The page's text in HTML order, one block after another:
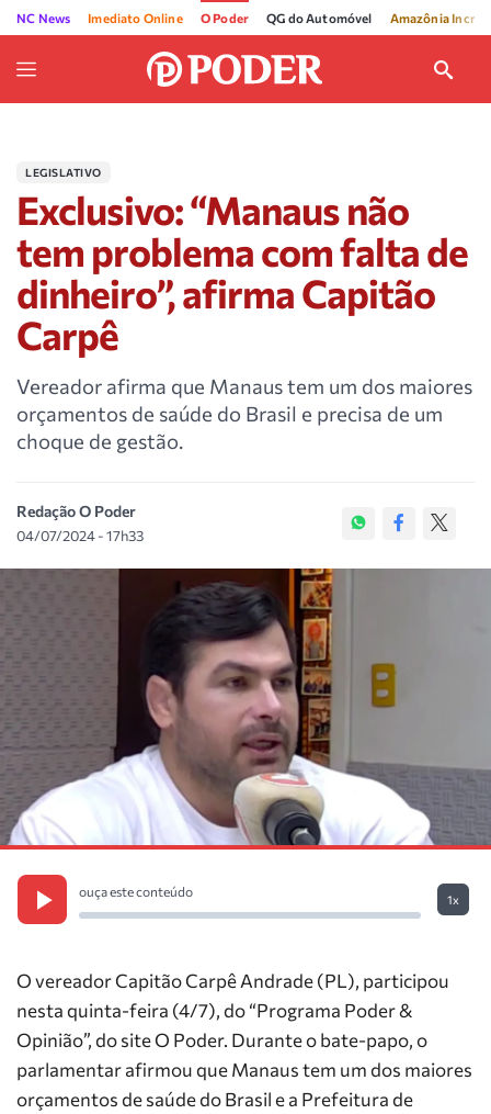
NC News Imediato Online O Poder QG do Automóvel Amazônia
LEGISLATIVO
Exclusivo: “Manaus não
tem problema com falta de
dinheiro”, afirma Capitão
Carpê
Vereador afirma que Manaus tem um dos maiores
orçamentos de saúde do Brasil e precisa de um
choque de gestão.
Redação O Poder
04/07/2024 - 17h33
ouça este conteúdo
1x
O vereador Capitão Carpê Andrade (PL), participou
nesta quinta-feira (4/7), do “Programa Poder &
Opinião”, do site O Poder. Durante o bate-papo, o
parlamentar afirmou que Manaus tem um dos maiores
orçamentos de saúde do Brasil e a Prefeitura de